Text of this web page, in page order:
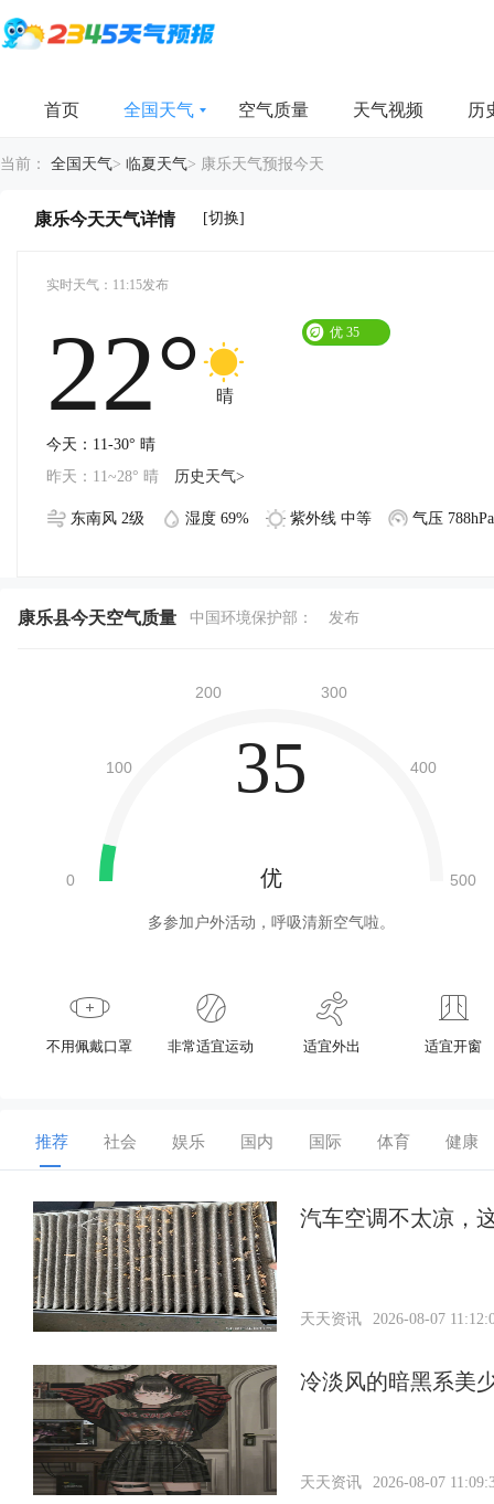
首页 全国天气 空气质量 天气视频 历
当前： 全国天气> 临夏天气> 康乐天气预报今天
康乐今天天气详情 [切换]
实时天气：11:15发布
22° 晴
优 35
今天：11-30° 晴
昨天：11~28° 晴
历史天气>
东南风 2级 湿度 69% 紫外线 中等 气压 788hPa
康乐县今天空气质量 中国环境保护部： 发布
35
优
多参加户外活动，呼吸清新空气啦。
不用佩戴口罩 非常适宜运动 适宜外出 适宜开窗
推荐 社会 娱乐 国内 国际 体育 健康
汽车空调不太凉，
天天资讯 2026-08-07
冷淡风的暗黑系美
天天资讯 2026-08-07